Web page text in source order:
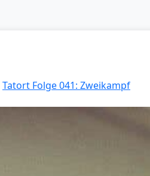
Tatort Folge 041: Zweikampf